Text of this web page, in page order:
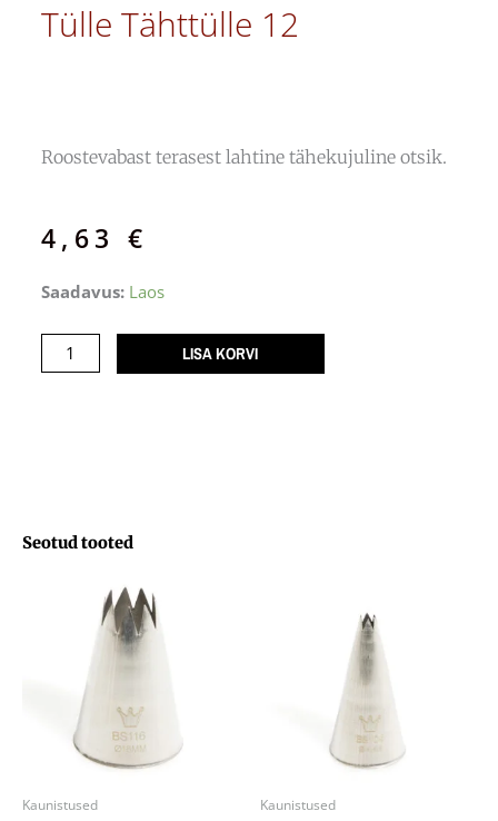
Tülle Tähttülle 12
Roostevabast terasest lahtine tähekujuline otsik.
4,63 €
Saadavus: Laos
Tülle
12
kogus
LISA KORVI
Seotud tooted
Kaunistused Kaunistused